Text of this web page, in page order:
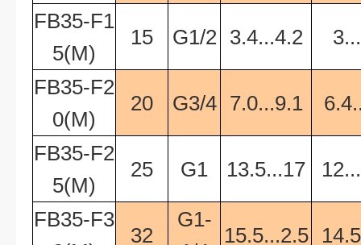
FB35-F1
5(M)
15 G1/2 3.4...4.2
FB35-F2
0(M)
20 G3/4 7.0...9.1
FB35-F2
5(M)
25 G1 13.5...17
FB35-F3
32
G1-
15.5...2.5